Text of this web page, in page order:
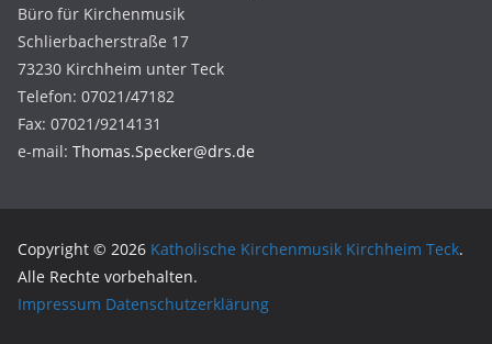
Büro für Kirchenmusik
Schlierbacherstraße 17
73230 Kirchheim unter Teck
Telefon: 07021/47182
Fax: 07021/9214131
e-mail: Thomas.Specker@drs.de
Copyright © 2026 Katholische Kirchenmusik Kirchheim Teck.
Alle Rechte vorbehalten.
Impressum Datenschutzerklärung